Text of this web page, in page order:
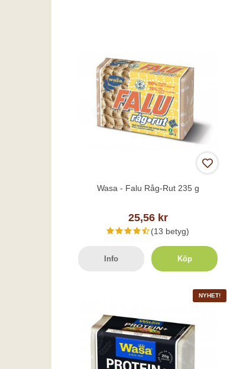
Wasa - Falu Råg-Rut 235 g
25,56 kr
(13 betyg)
Info Köp
NYHET!